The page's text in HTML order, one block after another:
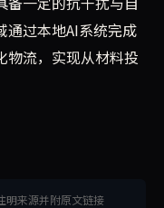
通过本地AI系统完成
物流，实现从材料投
明来源并附原文链接